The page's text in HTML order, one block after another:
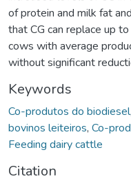
of protein and milk fat
that CG can replace up
cows with average
without significant
Keywords
Co-produtos do biodiesel,
bovinos leiteiros, Co-
Feeding dairy cattle
Citation